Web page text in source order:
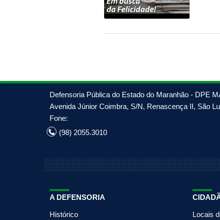
Defensoria Pública do Estado do Maranhão - DPE
Avenida Júnior Coimbra, S/N, Renascença II, São
Fone:
(98) 2055.3010
A DEFENSORIA
Histórico Locais